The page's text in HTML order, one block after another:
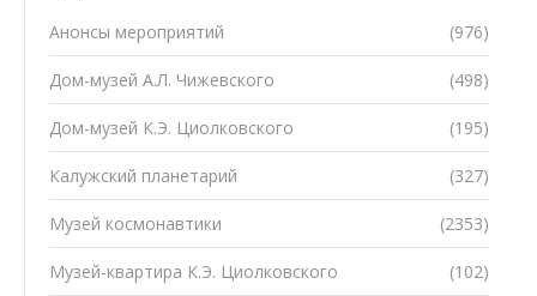
(976)
Анонсы мероприятий
(498)
Дом-музей А.Л. Чижевского
(195)
Дом-музей К.Э. Циолковского
(327)
Калужский планетарий
(2353)
Музей космонавтики
(102)
Музей-квартира К.Э. Циолковского